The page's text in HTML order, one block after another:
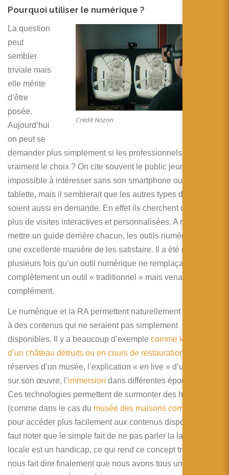
Pourquoi utiliser le numérique ?
Crédit Nozon
La question
peut
sembler
triviale mais
elle mérite
d’être
posée.
Aujourd’hui
on peut se
demander plus simplement si les professionnels ont
vraiment le choix ? On cite souvent le public jeune comme
impossible à intéresser sans son smartphone ou sa
tablette, mais il semblerait que les autres types de visiteurs
soient aussi en demande. En effet ils cherchent de plus en
plus de visites interactives et personnalisées. A moins de
mettre un guide derrière chacun, les outils numériques sont
une excellente manière de les satisfaire. Il a été rappelé
plusieurs fois qu’un outil numérique ne remplaçait jamais
complètement un outil « traditionnel » mais venait plutôt en
complément.
Le numérique et la RA permettent naturellement d’accéder
à des contenus qui ne seraient pas simplement
disponibles. Il y a beaucoup d’exemple comme les parties
d’un château détruits ou en cours de restauration
réserves d’un musée, l’explication « en live » d’un artiste
sur son œuvre, l’immersion dans différentes époques, etc.
Ces technologies permettent de surmonter des handicaps
(comme dans le cas du musée des maisons comtoises
pour accéder plus facilement aux contenus disponibles. Il
faut noter que le simple fait de ne pas parler la langue
locale est un handicap, ce qui rend ce concept très large et
nous fait dire finalement que nous avons tous un handicap